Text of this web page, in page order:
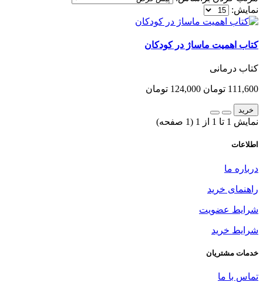
نمایش:
کتاب اهمیت ماساژ در کودکان
کتاب درمانی
111,600 تومان 124,000 تومان
خرید
نمایش 1 تا 1 از 1 (1 صفحه)
اطلاعات
درباره ما
راهنمای خرید
شرایط عضویت
شرایط خرید
خدمات مشتریان
تماس با ما